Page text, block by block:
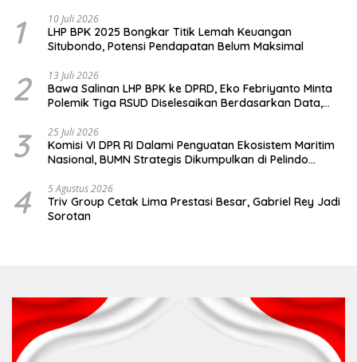
1 10 Juli 2026
LHP BPK 2025 Bongkar Titik Lemah Keuangan
Situbondo, Potensi Pendapatan Belum Maksimal
2 13 Juli 2026
Bawa Salinan LHP BPK ke DPRD, Eko Febriyanto Minta
Polemik Tiga RSUD Diselesaikan Berdasarkan Data,
3 25 Juli 2026
Komisi VI DPR RI Dalami Penguatan Ekosistem Maritim
Nasional, BUMN Strategis Dikumpulkan di Pelindo
4 5 Agustus 2026
Triv Group Cetak Lima Prestasi Besar, Gabriel Rey Jadi
Sorotan